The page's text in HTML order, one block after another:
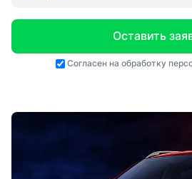
Оставить
Согласен на обработку